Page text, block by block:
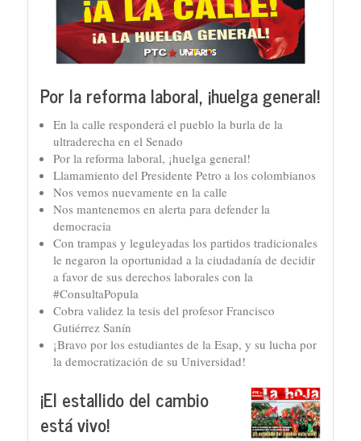
Por la reforma laboral, ¡huelga general!
En la calle responderá el pueblo la burla de la
ultraderecha en el Senado
Por la reforma laboral, ¡huelga general!
Llamamiento del Presidente Petro a los colombianos
Nos vemos nuevamente en la calle
Nos mantenemos en alerta para defender la
democracia
Con trampas y leguleyadas los partidos tradicionales
le negaron la oportunidad a la ciudadanía de decidir
a favor de sus derechos laborales con la
#ConsultaPopula
Cobra validez la tesis del profesor Francisco
Gutiérrez Sanín
¡Bravo por los estudiantes de la Esap, y su lucha por
la democratización de su Universidad!
¡El estallido del cambio
está vivo!